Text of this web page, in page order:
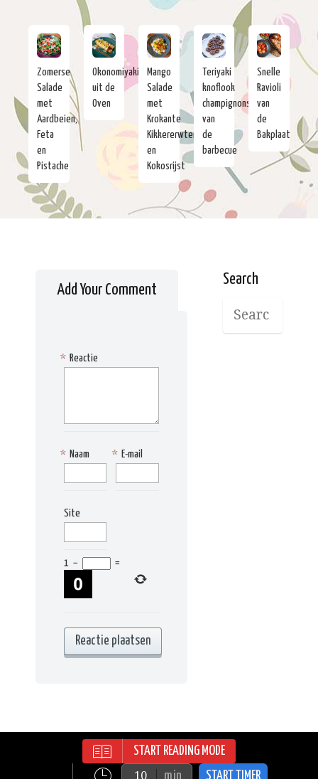
START READING MODE
min
START TIMER
Zomerse
Salade
met
Aardbeien,
Feta
en
Pistache
Okonomiyaki
uit de
Oven
Mango
Salade
met
Krokante
Kikkererwten
en
Kokosrijst
Teriyaki
knoflook
champignons
van
de
barbecue
Snelle
Ravioli
van
de
Bakplaat
Add Your Comment
Reactie
*
Naam
* E-mail
*
Site
1 − =
Search
RECIPES WORDPRESS THEME | ALL
RIGHTS RESERVED | © 2015